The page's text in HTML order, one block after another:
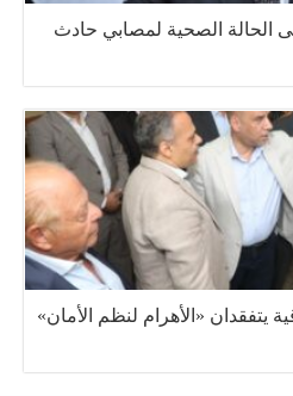
الحالة الصحية لمصابي حادث
يتفقدان «الأهرام لنظم الأمان»